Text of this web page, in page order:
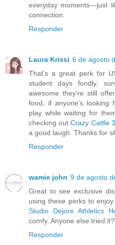
everyday moments—just
connection.
Responder
Laura Krissi 6 de agosto
That's a great perk for
student days fondly,
awesome they're still
food, if anyone's looking
play while waiting for
checking outCrazy Cattle
a good laugh. Thanks for
Responder
wamie john 9 de agosto
Great to see exclusive
using these perks to
Studio Dejore Athletics
comfy. Anyone else tried it?
Responder